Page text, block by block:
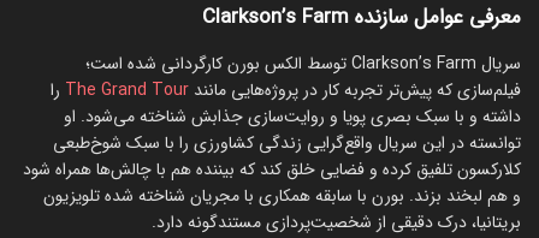
معرفی عوامل سازنده Clarkson’s Farm
سریال Clarkson’s Farm توسط الکس بورن کارگردانی شده است؛
فیلم‌سازی که پیش‌تر تجربه کار در پروژه‌‎هایی مانند
The Grand Tour را
داشته و با سبک بصری پویا و روایت‌سازی جذابش شناخته می‌شود. او
توانسته در این سریال واقع‌گرایی زندگی کشاورزی را با سبک شوخ‌طبعی
کلارکسون تلفیق کرده و فضایی خلق کند که بیننده هم با چالش‌ها همراه شود
و هم لبخند بزند. بورن با سابقه همکاری با مجریان شناخته شده تلویزیون
بریتانیا، درک دقیقی از شخصیت‌پردازی مستندگونه دارد.